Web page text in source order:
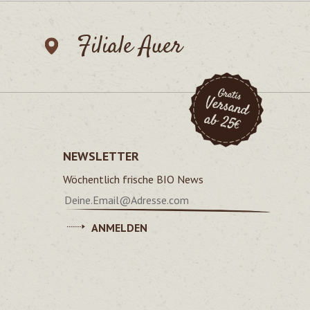
Filiale Auer
NEWSLETTER
Wöchentlich frische BIO News
ANMELDEN